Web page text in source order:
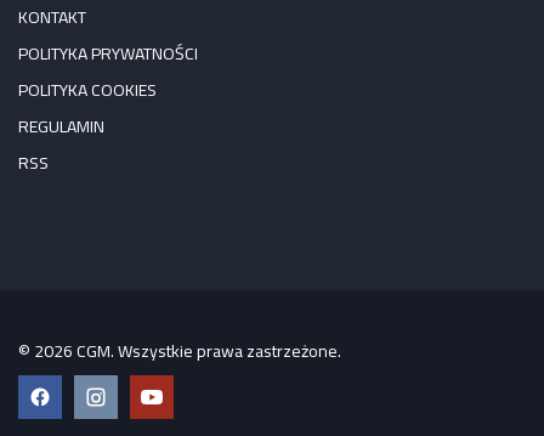
KONTAKT
POLITYKA PRYWATNOŚCI
POLITYKA COOKIES
REGULAMIN
RSS
© 2026 CGM. Wszystkie prawa zastrzeżone.
FacebookInstagramYouTube